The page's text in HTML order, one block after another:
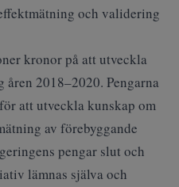
och validering
kronor på att utveckla
2018–2020. Pengarna
att utveckla kunskap om
av förebyggande
pengar slut och
lämnas själva och